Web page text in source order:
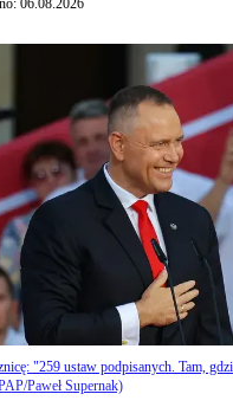
06.08.2026
"259 ustaw podpisanych. Tam,
Paweł Supernak)